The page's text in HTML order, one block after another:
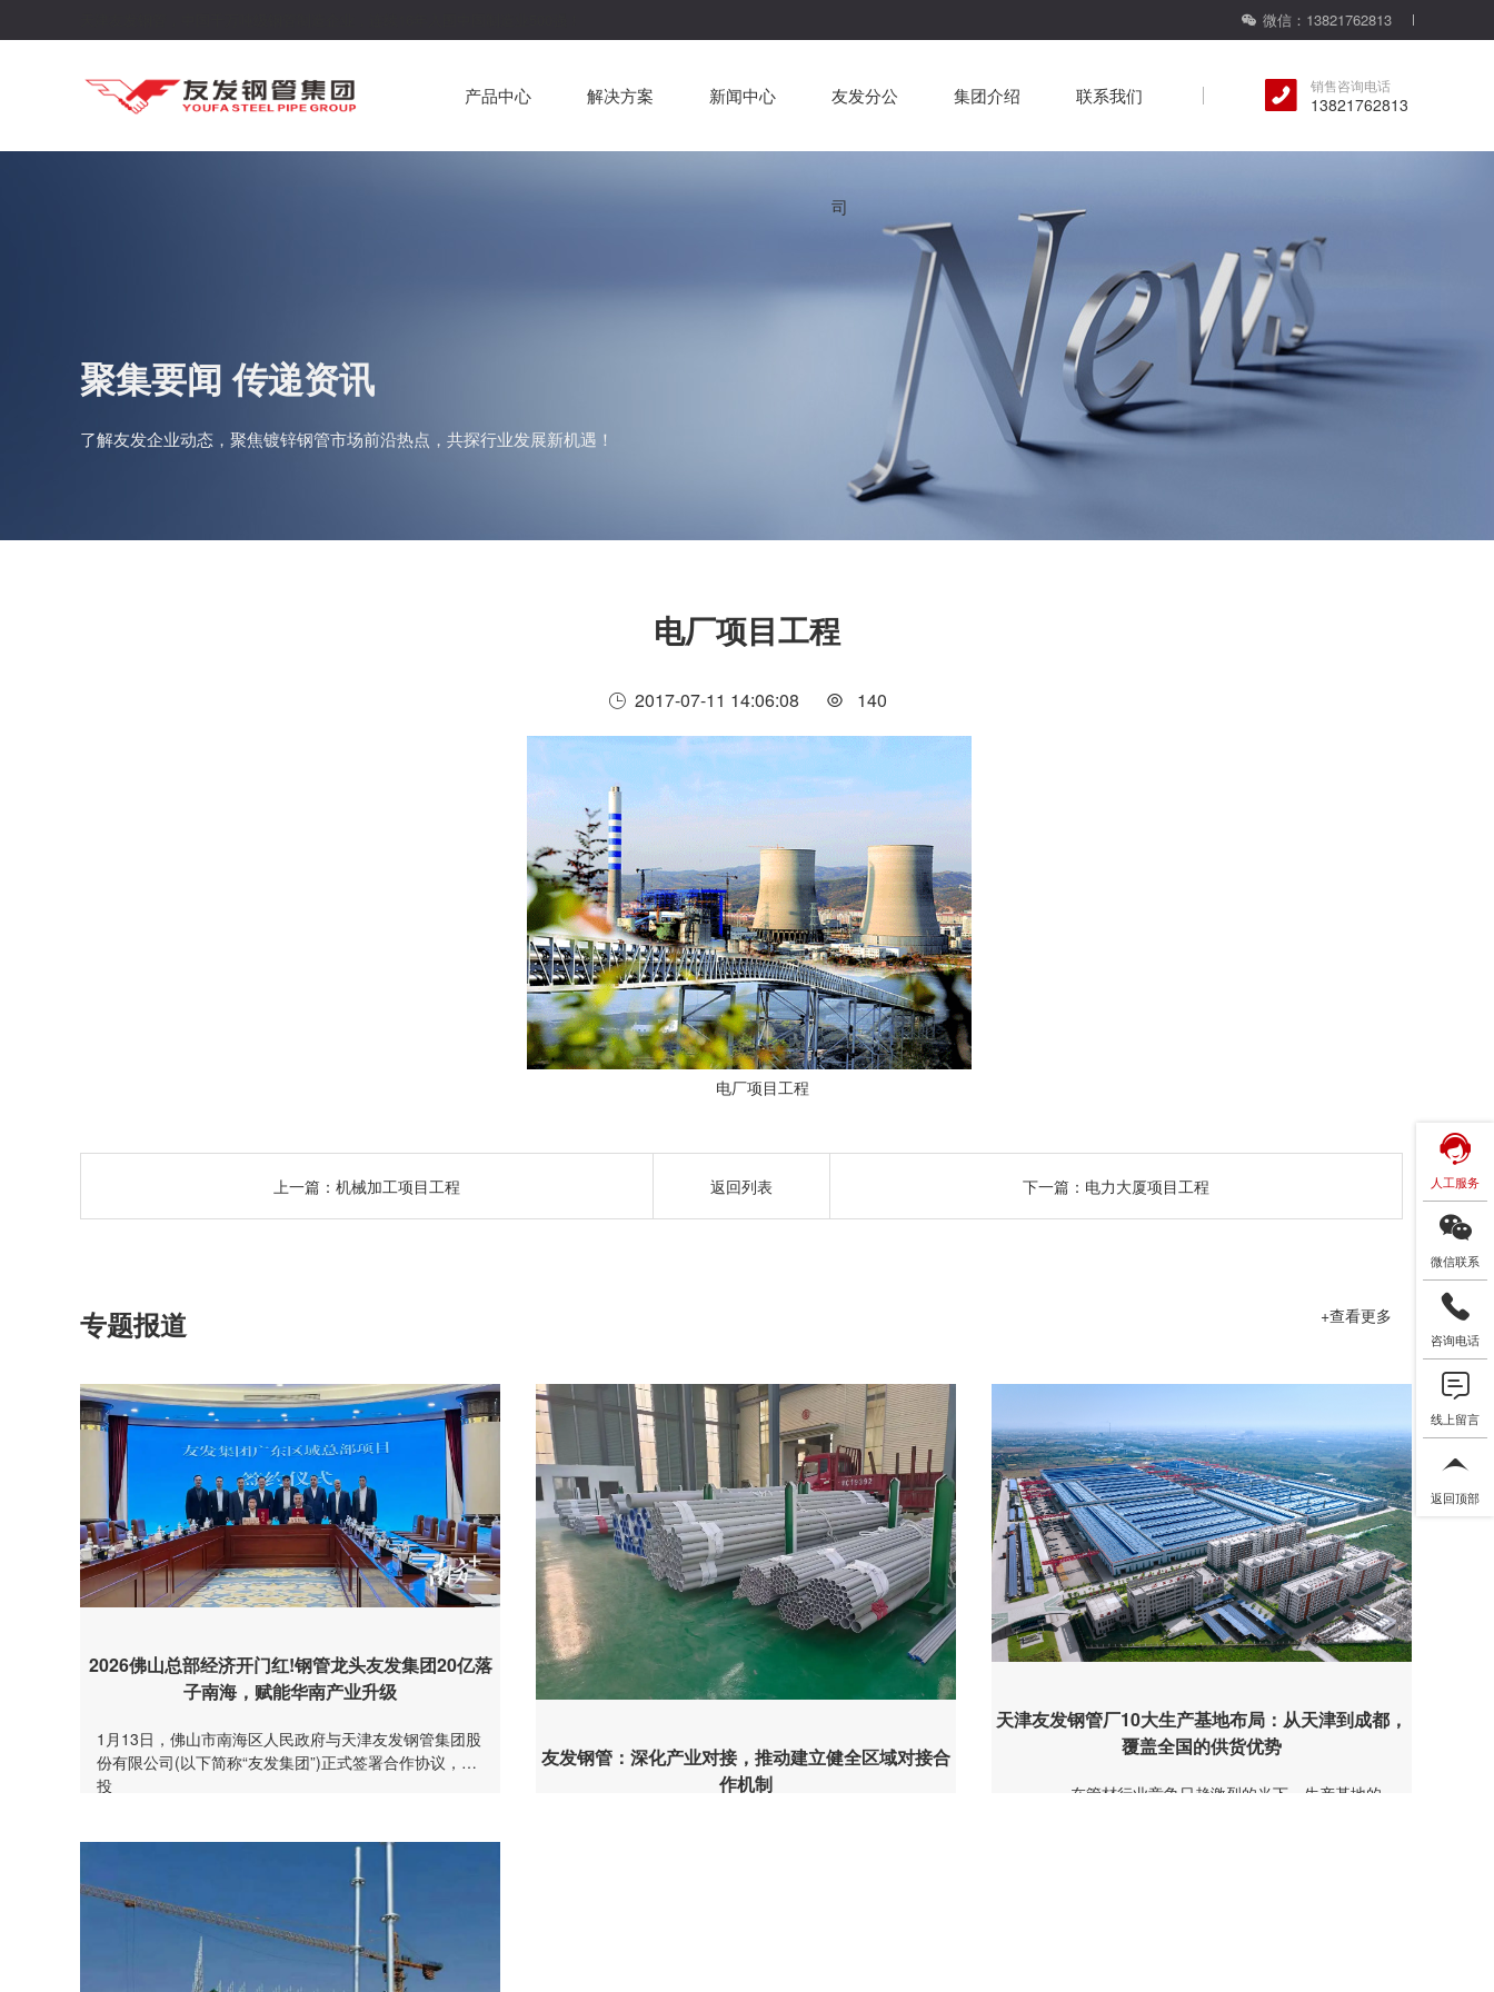
微信：13821762813
产品中心 解决方案 新闻中心 友发分公
司
集团介绍 联系我们 销售咨询电话
13821762813
聚集要闻 传递资讯
了解友发企业动态，聚焦镀锌钢管市场前沿热点，共探行业发展新机遇！
电厂项目工程
2017-07-11 14:06:08 140
电厂项目工程
上一篇： 机械加工项目工程 返回列表 下一篇： 电力大厦项目工程
专题报道 +查看更多
2026佛山总部经济开门红!钢管龙头友发集团20亿落
子南海，赋能华南产业升级
1月13日，佛山市南海区人民政府与天津友发钢管集团股
份有限公司(以下简称“友发集团”)正式签署合作协议，总
投
友发钢管：深化产业对接，推动建立健全区域对接合
作机制
天津友发钢管厂10大生产基地布局：从天津到成都，
覆盖全国的供货优势
在管材行业竞争日趋激烈的当下，生产基地的
人工服务
微信联系
咨询电话
线上留言
返回顶部